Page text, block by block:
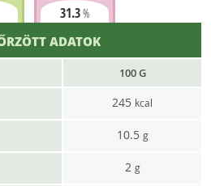
31.3%
ADATOK
100 G
245 kcal
10.5 g
2 g